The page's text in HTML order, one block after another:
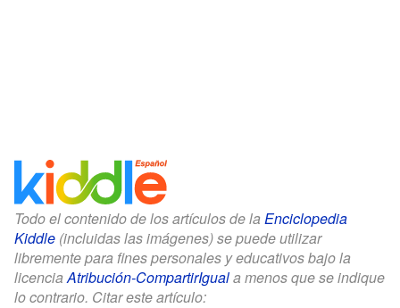
Todo el contenido de los artículos de la Enciclopedia
Kiddle (incluidas las imágenes) se puede utilizar
libremente para fines personales y educativos bajo la
licenciaAtribución-CompartirIguala menos que se indique
lo contrario. Citar este artículo: